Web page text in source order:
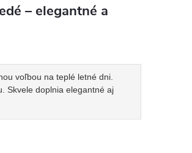
– elegantné a
voľbou na teplé letné dni.
Skvele doplnia elegantné aj